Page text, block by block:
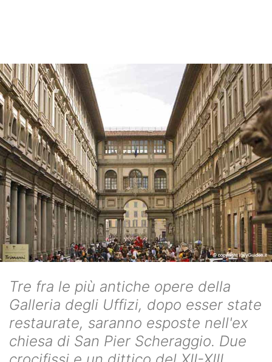
Tre fra le più antiche opere della
Galleria degli Uffizi, dopo esser state
restaurate, saranno esposte nell'ex
chiesa di San Pier Scheraggio. Due